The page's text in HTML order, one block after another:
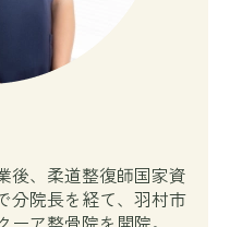
後、柔道整復師国家資
分院長を経て、羽村市